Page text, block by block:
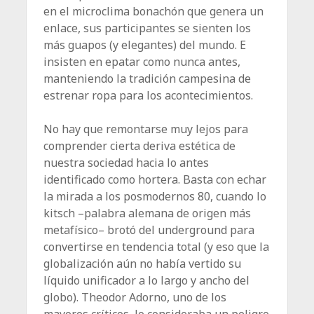
en el microclima bonachón que genera un
enlace, sus participantes se sienten los
más guapos (y elegantes) del mundo. E
insisten en epatar como nunca antes,
manteniendo la tradición campesina de
estrenar ropa para los acontecimientos.
No hay que remontarse muy lejos para
comprender cierta deriva estética de
nuestra sociedad hacia lo antes
identificado como hortera. Basta con echar
la mirada a los posmodernos 80, cuando lo
kitsch –palabra alemana de origen más
metafísico– brotó del underground para
convertirse en tendencia total (y eso que la
globalización aún no había vertido su
líquido unificador a lo largo y ancho del
globo). Theodor Adorno, uno de los